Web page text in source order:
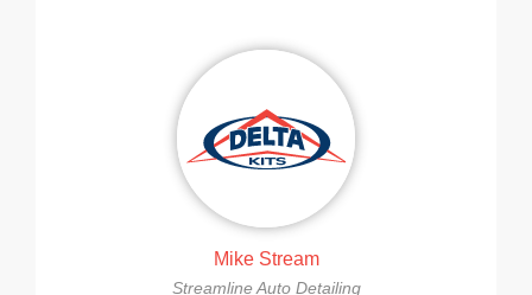
Mike Stream
Streamline Auto Detailing